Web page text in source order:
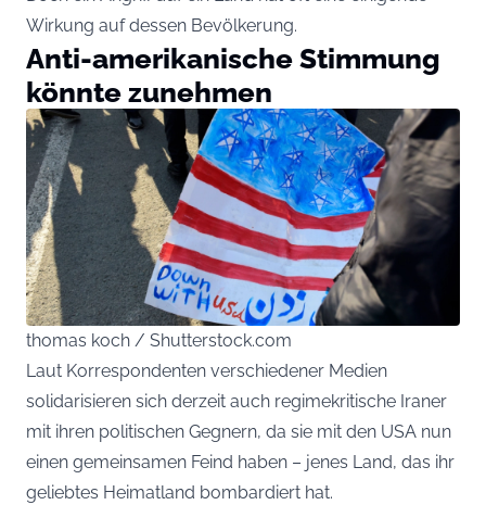
Wirkung auf dessen Bevölkerung.
Anti-amerikanische Stimmung
könnte zunehmen
thomas koch / Shutterstock.com
Laut Korrespondenten verschiedener Medien
solidarisieren sich derzeit auch regimekritische Iraner
mit ihren politischen Gegnern, da sie mit den USA nun
einen gemeinsamen Feind haben – jenes Land, das ihr
geliebtes Heimatland bombardiert hat.